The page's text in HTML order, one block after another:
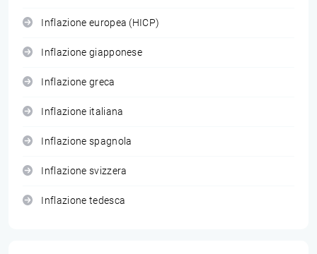
Inflazione europea (HICP)
Inflazione giapponese
Inflazione greca
Inflazione italiana
Inflazione spagnola
Inflazione svizzera
Inflazione tedesca